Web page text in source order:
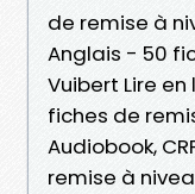
de remise à
Anglais - 50
Vuibert Lire en
fiches de
Audiobook,
remise à